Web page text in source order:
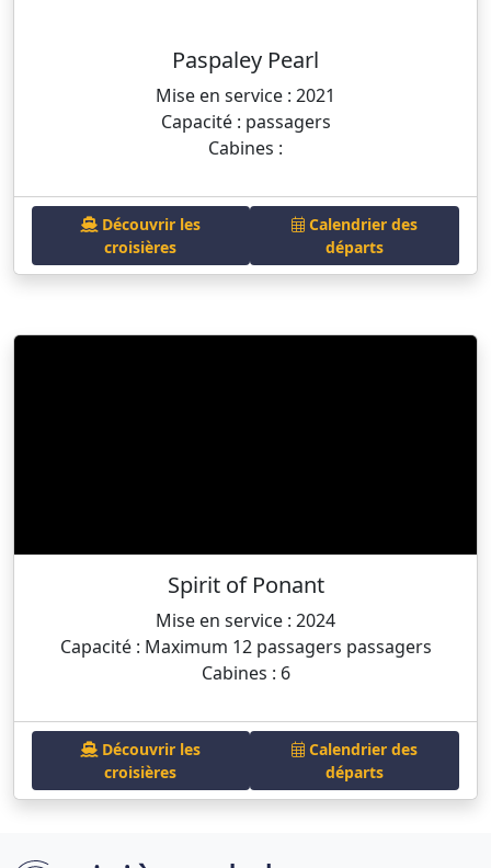
Paspaley Pearl
Mise en service : 2021
Capacité : passagers
Cabines :
Découvrir les
croisières
Calendrier des
départs
Spirit of Ponant
Mise en service : 2024
Capacité : Maximum 12 passagers passagers
Cabines : 6
Découvrir les
croisières
Calendrier des
départs